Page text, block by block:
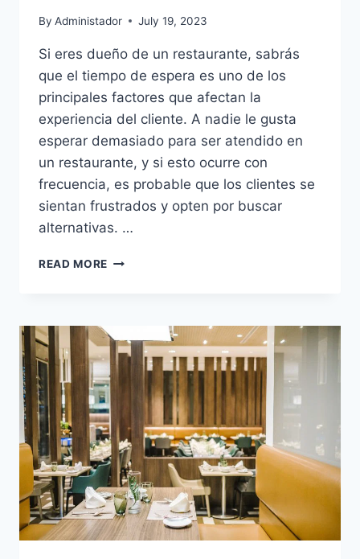
By Administador July 19, 2023
Si eres dueño de un restaurante, sabrás
que el tiempo de espera es uno de los
principales factores que afectan la
experiencia del cliente. A nadie le gusta
esperar demasiado para ser atendido en
un restaurante, y si esto ocurre con
frecuencia, es probable que los clientes se
sientan frustrados y opten por buscar
alternativas. …
READ MORE ¿CÓMO
ESPERA
EN
EL
SERVICIO
DE
TU
RESTAURANTE
RENTABLE?